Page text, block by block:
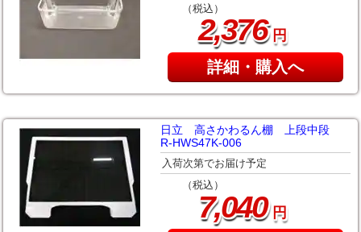
（税込）
2,376円
詳細・購入へ
日立 高さかわるん棚 上段中段
R-HWS47K-006
入荷次第でお届け予定
（税込）
7,040円